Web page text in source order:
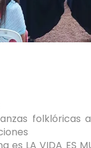
folklóricas